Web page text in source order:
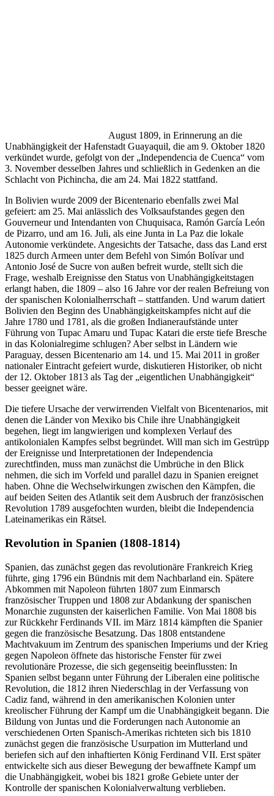
August 1809, in Erinnerung an die
Unabhängigkeit der Hafenstadt Guayaquil, die am 9. Oktober 1820
verkündet wurde, gefolgt von der „Independencia de Cuenca“ vom
3. November desselben Jahres und schließlich in Gedenken an die
Schlacht von Pichincha, die am 24. Mai 1822 stattfand.
In Bolivien wurde 2009 der Bicentenario ebenfalls zwei Mal
gefeiert: am 25. Mai anlässlich des Volksaufstandes gegen den
Gouverneur und Intendanten von Chuquisaca, Ramón García León
de Pizarro, und am 16. Juli, als eine Junta in La Paz die lokale
Autonomie verkündete. Angesichts der Tatsache, dass das Land erst
1825 durch Armeen unter dem Befehl von Simón Bolívar und
Antonio José de Sucre von außen befreit wurde, stellt sich die
Frage, weshalb Ereignisse den Status von Unabhängigkeitstagen
erlangt haben, die 1809 – also 16 Jahre vor der realen Befreiung von
der spanischen Kolonialherrschaft – stattfanden. Und warum datiert
Bolivien den Beginn des Unabhängigkeitskampfes nicht auf die
Jahre 1780 und 1781, als die großen Indianeraufstände unter
Führung von Tupac Amaru und Tupac Katari die erste tiefe Bresche
in das Kolonialregime schlugen? Aber selbst in Ländern wie
Paraguay, dessen Bicentenario am 14. und 15. Mai 2011 in großer
nationaler Eintracht gefeiert wurde, diskutieren Historiker, ob nicht
der 12. Oktober 1813 als Tag der „eigentlichen Unabhängigkeit“
besser geeignet wäre.
Die tiefere Ursache der verwirrenden Vielfalt von Bicentenarios, mit
denen die Länder von Mexiko bis Chile ihre Unabhängigkeit
begehen, liegt im langwierigen und komplexen Verlauf des
antikolonialen Kampfes selbst begründet. Will man sich im Gestrüpp
der Ereignisse und Interpretationen der Independencia
zurechtfinden, muss man zunächst die Umbrüche in den Blick
nehmen, die sich im Vorfeld und parallel dazu in Spanien ereignet
haben. Ohne die Wechselwirkungen zwischen den Kämpfen, die
auf beiden Seiten des Atlantik seit dem Ausbruch der französischen
Revolution 1789 ausgefochten wurden, bleibt die Independencia
Lateinamerikas ein Rätsel.
Revolution in Spanien (1808-1814)
Spanien, das zunächst gegen das revolutionäre Frankreich Krieg
führte, ging 1796 ein Bündnis mit dem Nachbarland ein. Spätere
Abkommen mit Napoleon führten 1807 zum Einmarsch
französischer Truppen und 1808 zur Abdankung der spanischen
Monarchie zugunsten der kaiserlichen Familie. Von Mai 1808 bis
zur Rückkehr Ferdinands VII. im März 1814 kämpften die Spanier
gegen die französische Besatzung. Das 1808 entstandene
Machtvakuum im Zentrum des spanischen Imperiums und der Krieg
gegen Napoleon öffnete das historische Fenster für zwei
revolutionäre Prozesse, die sich gegenseitig beeinflussten: In
Spanien selbst begann unter Führung der Liberalen eine politische
Revolution, die 1812 ihren Niederschlag in der Verfassung von
Cadiz fand, während in den amerikanischen Kolonien unter
kreolischer Führung der Kampf um die Unabhängigkeit begann. Die
Bildung von Juntas und die Forderungen nach Autonomie an
verschiedenen Orten Spanisch-Amerikas richteten sich bis 1810
zunächst gegen die französische Usurpation im Mutterland und
beriefen sich auf den inhaftierten König Ferdinand VII. Erst später
entwickelte sich aus dieser Bewegung der bewaffnete Kampf um
die Unabhängigkeit, wobei bis 1821 große Gebiete unter der
Kontrolle der spanischen Kolonialverwaltung verblieben.